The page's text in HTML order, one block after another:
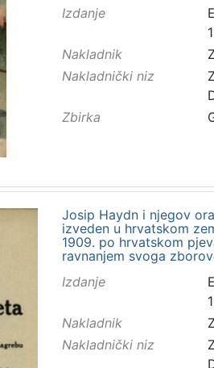
Izdanje
Nakladnik
Nakladnički niz
Zbirka
Josip Haydn i njegov
izveden u hrvatskom
1909. po hrvatskom
ravnanjem svoga
Izdanje
Nakladnik
Nakladnički niz